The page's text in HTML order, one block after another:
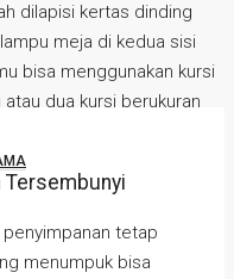
dilapisi kertas dinding
meja di kedua sisi
bisa menggunakan kursi
dua kursi berukuran
Tersembunyi
tetap
menumpuk bisa